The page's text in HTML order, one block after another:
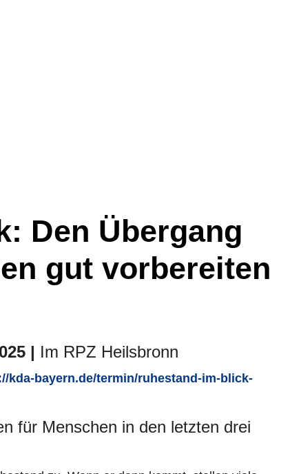
Den Übergang
gut vorbereiten
| Im RPZ Heilsbronn
kda-bayern.de/termin/ruhestand-im-blick-
für Menschen in den letzten drei